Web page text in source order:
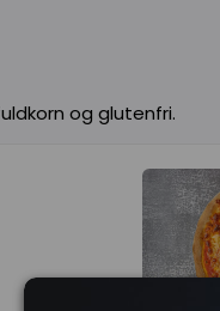
og glutenfri.